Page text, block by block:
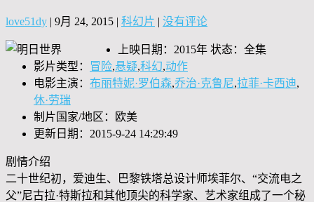
love51dy | 9月 24, 2015 | 科幻片 | 没有评论
上映日期：2015年 状态：全集
影片类型：
冒险,悬疑,科幻,动作
电影主演： 布丽特妮·罗伯森,乔治·克鲁尼,拉菲·卡西迪,
休·劳瑞
制片国家/地区：欧美
更新日期：2015-9-24 14:29:49
剧情介绍
二十世纪初，爱迪生、巴黎铁塔总设计师埃菲尔、“交流电之
父”尼古拉·特斯拉和其他顶尖的科学家、艺术家组成了一个秘